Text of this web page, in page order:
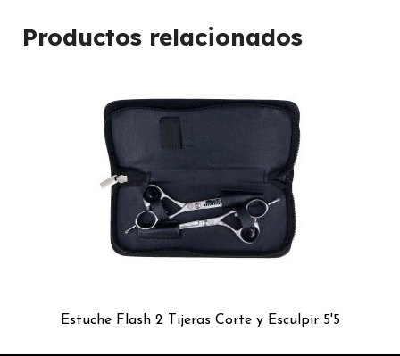
Productos relacionados
Estuche Flash 2 Tijeras Corte y Esculpir 5'5